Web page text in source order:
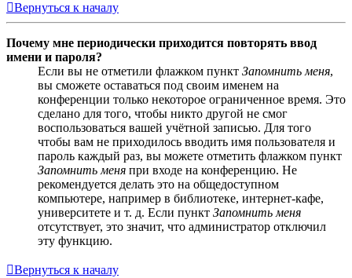
Вернуться к началу
Почему мне периодически приходится повторять ввод
имени и пароля?
Если вы не отметили флажком пункт Запомнить меня,
вы сможете оставаться под своим именем на
конференции только некоторое ограниченное время. Это
сделано для того, чтобы никто другой не смог
воспользоваться вашей учётной записью. Для того
чтобы вам не приходилось вводить имя пользователя и
пароль каждый раз, вы можете отметить флажком пункт
Запомнить меня при входе на конференцию. Не
рекомендуется делать это на общедоступном
компьютере, например в библиотеке, интернет-кафе,
университете и т. д. Если пункт Запомнить меня
отсутствует, это значит, что администратор отключил
эту функцию.
Вернуться к началу